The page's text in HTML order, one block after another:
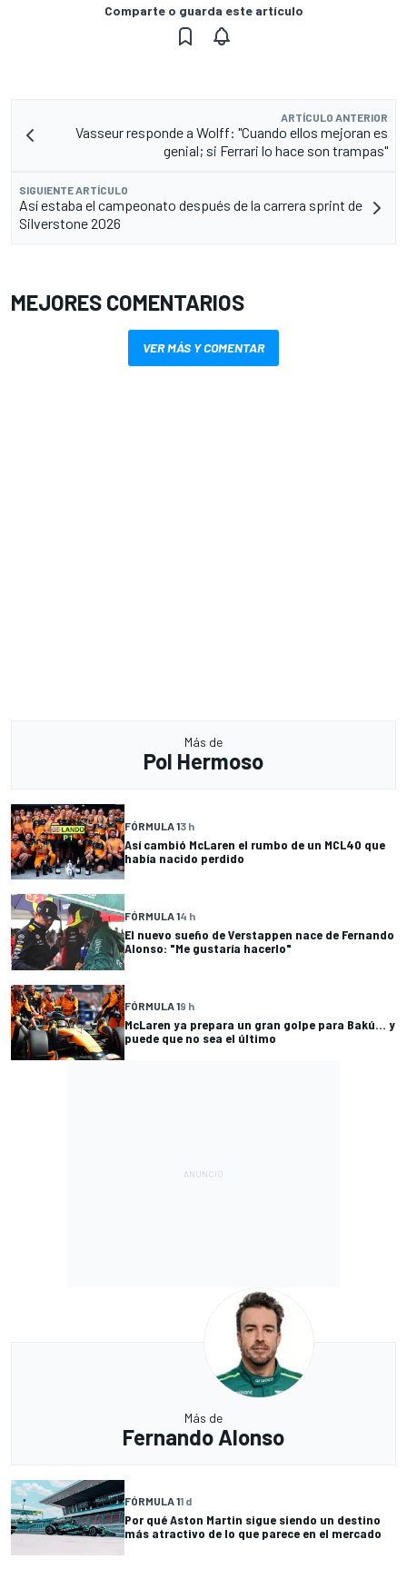
Comparte o guarda este artículo
ARTÍCULO ANTERIOR
Vasseur responde a Wolff: "Cuando ellos mejoran es
genial; si Ferrari lo hace son trampas"
SIGUIENTE ARTÍCULO
Así estaba el campeonato después de la carrera sprint de
Silverstone 2026
MEJORES COMENTARIOS
VER MÁS Y COMENTAR
Más de
Pol Hermoso
FÓRMULA 13 h
Así cambió McLaren el rumbo de un MCL40 que
había nacido perdido
FÓRMULA 14 h
El nuevo sueño de Verstappen nace de Fernando
Alonso: "Me gustaría hacerlo"
FÓRMULA 19 h
McLaren ya prepara un gran golpe para Bakú... y
puede que no sea el último
Más de
Fernando Alonso
FÓRMULA 11 d
Por qué Aston Martin sigue siendo un destino
más atractivo de lo que parece en el mercado